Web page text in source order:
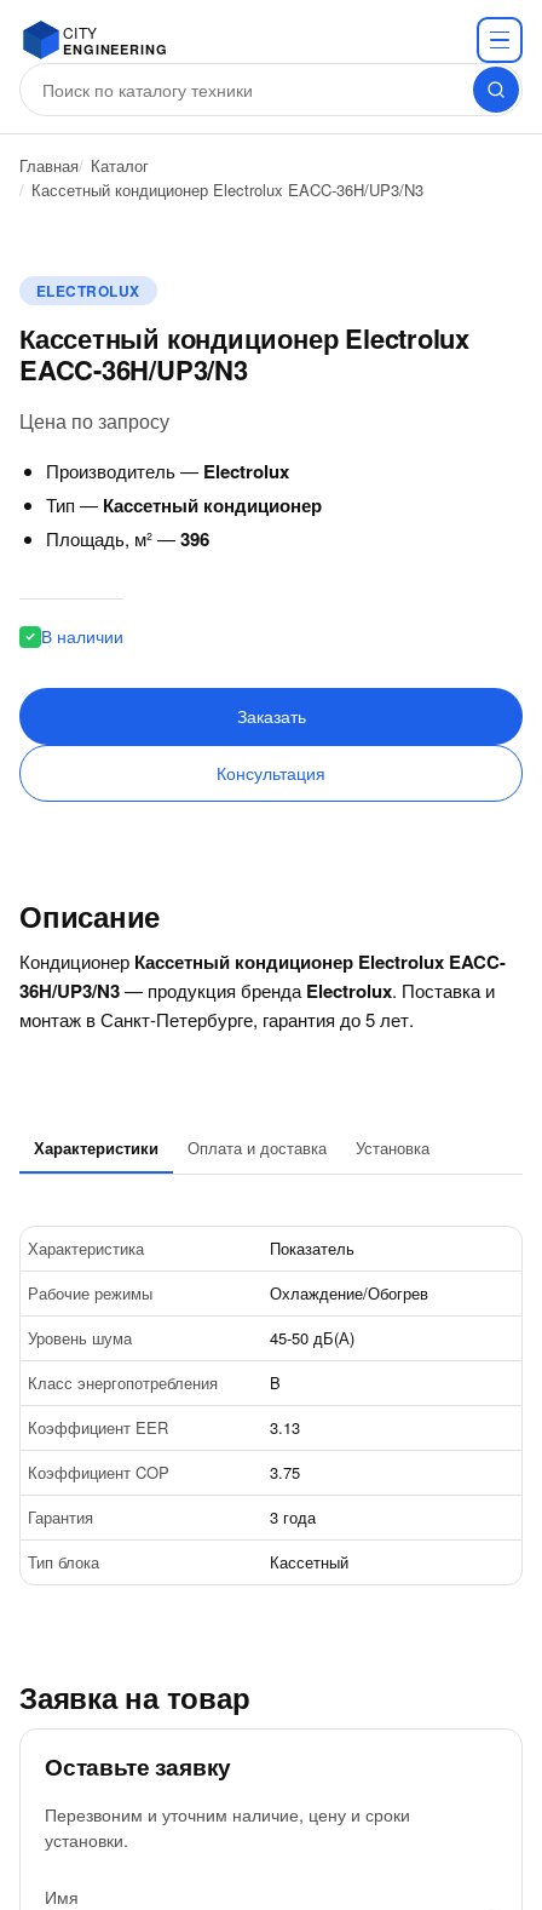
CITY
ENGINEERING
Главная Каталог
Кассетный кондиционер Electrolux EACC-36H/UP3/N3
ELECTROLUX
Кассетный кондиционер Electrolux
EACC-36H/UP3/N3
Цена по запросу
Производитель — Electrolux
Тип — Кассетный кондиционер
Площадь, м² —396
В наличии
Заказать
Консультация
Описание
Кондиционер Кассетный кондиционер Electrolux EACC-
36H/UP3/N3— продукция бренда Electrolux. Поставка и
монтаж в Санкт-Петербурге, гарантия до 5 лет.
Характеристики Оплата и доставка Установка
Характеристика
Показатель
Рабочие режимы
Охлаждение/Обогрев
Уровень шума
45-50 дБ(А)
Класс энергопотребления
B
Коэффициент EER
3.13
Коэффициент COP
3.75
Гарантия
3 года
Тип блока
Кассетный
Заявка на товар
Оставьте заявку
Перезвоним и уточним наличие, цену и сроки
установки.
Имя